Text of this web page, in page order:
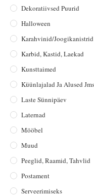
Dekoratiivsed Puurid
Halloween
Karahvinid/joogikanistrid
Karbid, Kastid, Laekad
Kunsttaimed
Küünlajalad Ja Alused Jms
Laste Sünnipäev
Laternad
Mööbel
Muud
Peeglid, Raamid, Tahvlid
Postament
Serveerimiseks